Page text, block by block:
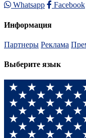
Whatsapp Facebook
Информация
Партнеры Реклама
Выберите язык